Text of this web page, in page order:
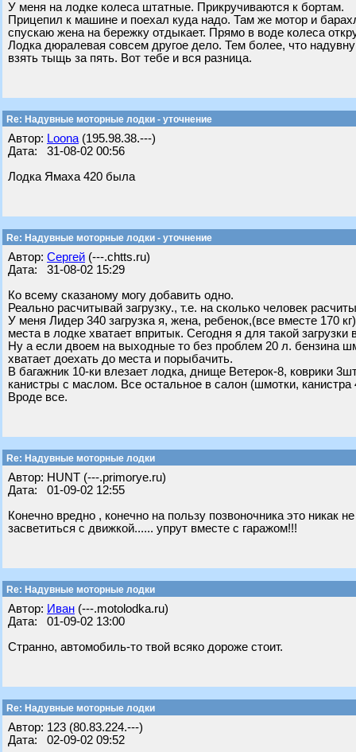
У меня на лодке колеса штатные. Прикручиваются к бортам.
Прицепил к машине и поехал куда надо. Там же мотор и
спускаю жена на бережку отдыкает. Прямо в воде колеса
Лодка дюралевая совсем другое дело. Тем более, что
взять тыщь за пять. Вот тебе и вся разница.
Re: Надувные моторные лодки - уточнение
Автор: Loona (195.98.38.---)
Дата: 31-08-02 00:56
Лодка Ямаха 420 была
Re: Надувные моторные лодки - уточнение
Автор: Сергей (---.chtts.ru)
Дата: 31-08-02 15:29
Ко всему сказаному могу добавить одно.
Реально расчитывай загрузку., т.е. на сколько человек
У меня Лидер 340 загрузка я, жена, ребенок,(все вместе 170
места в лодке хватает впритык. Сегодня я для такой загрузки
Ну а если двоем на выходные то без проблем 20 л. бензина
хватает доехать до места и порыбачить.
В багажник 10-ки влезает лодка, днище Ветерок-8, коврики
канистры с маслом. Все остальное в салон (шмотки,
Вроде все.
Re: Надувные моторные лодки
Автор: HUNT (---.primorye.ru)
Дата: 01-09-02 12:55
Конечно вредно , конечно на пользу позвоночника это никак
засветиться с движкой...... упрут вместе с гаражом!!!
Re: Надувные моторные лодки
Автор: Иван (---.motolodka.ru)
Дата: 01-09-02 13:00
Странно, автомобиль-то твой всяко дороже стоит.
Re: Надувные моторные лодки
Автор: 123 (80.83.224.---)
Дата: 02-09-02 09:52